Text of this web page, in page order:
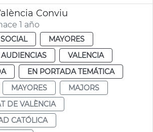
Conviu
1 año
MAYORES
VALENCIA
EN PORTADA TEMÁTICA
MAYORES
MAJORS
DE VALÈNCIA
CATÓLICA